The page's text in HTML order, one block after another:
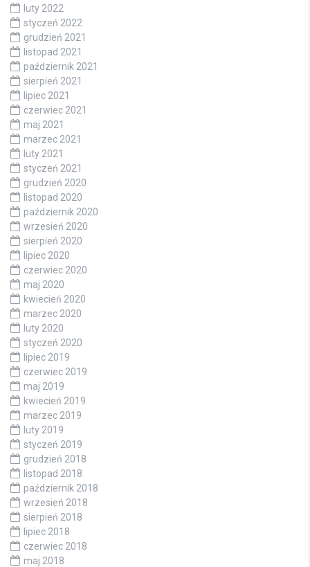
luty 2022
styczeń 2022
grudzień 2021
listopad 2021
październik 2021
sierpień 2021
lipiec 2021
czerwiec 2021
maj 2021
marzec 2021
luty 2021
styczeń 2021
grudzień 2020
listopad 2020
październik 2020
wrzesień 2020
sierpień 2020
lipiec 2020
czerwiec 2020
maj 2020
kwiecień 2020
marzec 2020
luty 2020
styczeń 2020
lipiec 2019
czerwiec 2019
maj 2019
kwiecień 2019
marzec 2019
luty 2019
styczeń 2019
grudzień 2018
listopad 2018
październik 2018
wrzesień 2018
sierpień 2018
lipiec 2018
czerwiec 2018
maj 2018